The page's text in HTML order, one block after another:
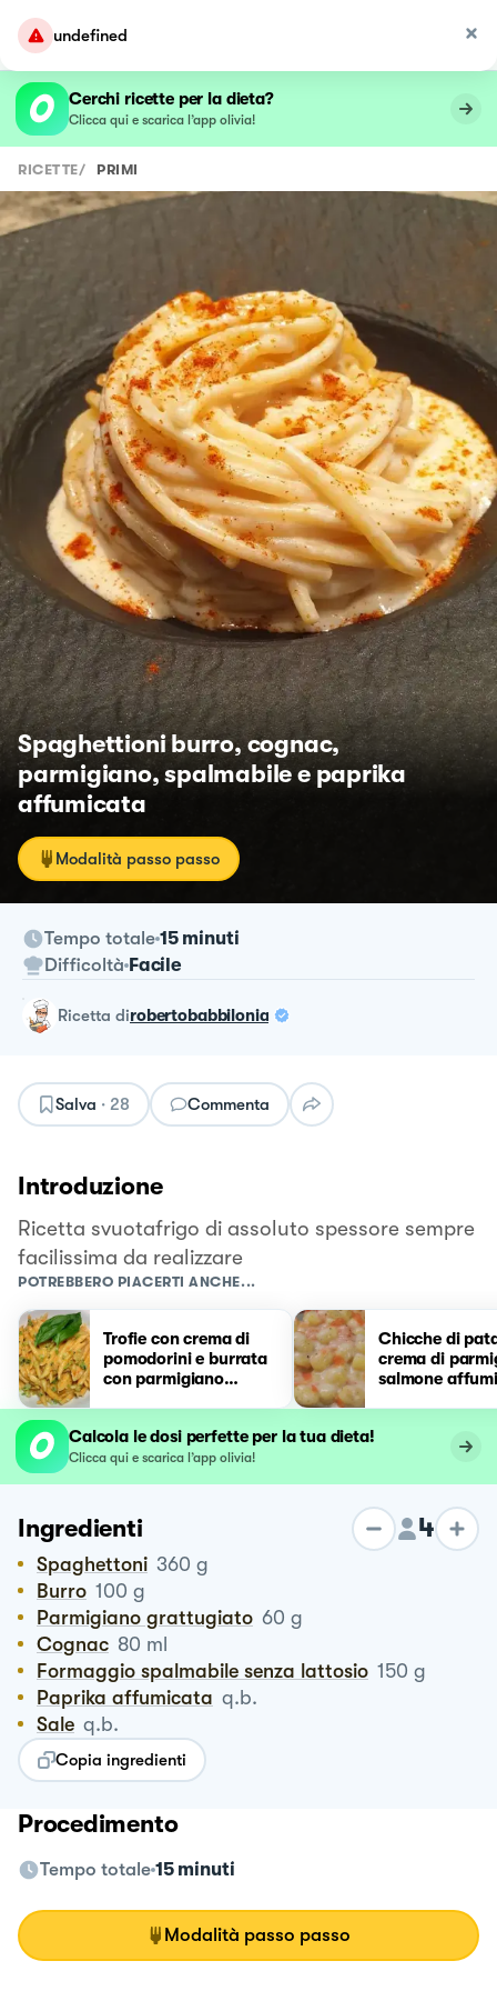
undefined
Cerchi ricette per la dieta?
Clicca qui e scarica l’app olivia!
RICETTE/ PRIMI
Spaghettioni burro, cognac,
parmigiano, spalmabile e paprika
affumicata
Modalità passo passo
Tempo totale 15 minuti
Difficoltà Facile
ricetta dirobertobabbilonia
Salva · 28 Commenta
Introduzione
Ricetta svuotafrigo di assoluto spessore sempre
facilissima da realizzare
POTREBBERO PIACERTI ANCHE...
Trofie con crema di
pomodorini e burrata
con parmigiano
Chicche di
crema di
salmone
Calcola le dosi perfette per la tua dieta!
Clicca qui e scarica l’app olivia!
Ingredienti 4
Spaghettoni 360 g
Burro 100 g
Parmigiano grattugiato 60 g
Cognac 80 ml
Formaggio spalmabile senza lattosio 150 g
Paprika affumicata q.b.
Sale q.b.
Copia ingredienti
Procedimento
Tempo totale 15 minuti
Modalità passo passo